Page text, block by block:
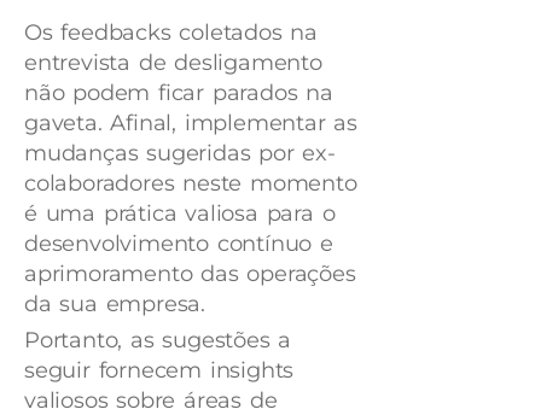
Os feedbacks coletados na
entrevista de desligamento
não podem ficar parados na
gaveta. Afinal, implementar as
mudanças sugeridas por ex-
colaboradores neste momento
é uma prática valiosa para o
desenvolvimento contínuo e
aprimoramento das operações
da sua empresa.
Portanto, as sugestões a
seguir fornecem insights
valiosos sobre áreas de